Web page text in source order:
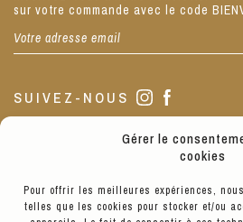
Gérer le
cookies
Pour offrir les meilleures expériences,
telles que les cookies pour stocker et/ou
sur votre commande avec le code
SUIVEZ-NOUS
La boutique est située au 3 de notre